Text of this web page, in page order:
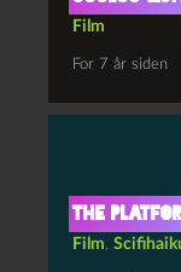
Film
For 7 år siden
The
Film